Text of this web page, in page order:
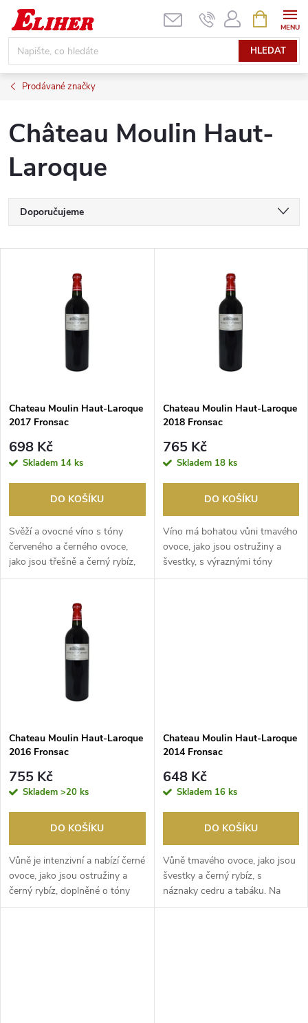
Přejít
obsah
HLEDAT
NÁKUPNÍ
KOŠÍK
Prodávané značky
Château Moulin Haut-
Laroque
Ř
a
p
r
o
d
u
Doporučujeme
Nejprodávanější
s
p
r
d
u
Chateau Moulin Haut-Laroque
2017 Fronsac
698 Kč
Skladem 14 ks
DO KOŠÍKU
Svěží a ovocné víno s tóny
červeného a černého ovoce,
jako jsou třešně a černý rybíz,
doplněné jemný...
Chateau Moulin Haut-Laroque
2018 Fronsac
765 Kč
Skladem 18 ks
DO KOŠÍKU
Víno má bohatou vůni tmavého
ovoce, jako jsou ostružiny a
švestky, s výraznými tóny
čokolády, vanilk...
Chateau Moulin Haut-Laroque
2016 Fronsac
755 Kč
Skladem >20 ks
DO KOŠÍKU
Vůně je intenzivní a nabízí černé
ovoce, jako jsou ostružiny a
černý rybíz, doplněné o tóny
koření, ...
Chateau Moulin Haut-Laroque
2014 Fronsac
648 Kč
Skladem 16 ks
DO KOŠÍKU
Vůně tmavého ovoce, jako jsou
švestky a černý rybíz, s
náznaky cedru a tabáku. Na
patře je víno stře...